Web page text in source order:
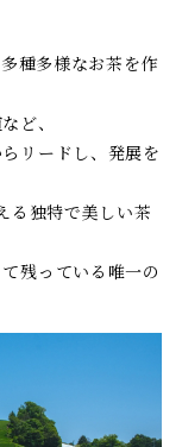
種多様なお茶を作
ど、
リードし、発展を
る独特で美しい茶
残っている唯一の